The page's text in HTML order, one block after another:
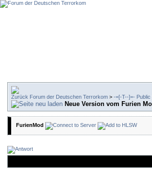
Forum der Deutschen Terrorkom > -=[-T--]=- Public
Neue Version vom Furien
FurienMod